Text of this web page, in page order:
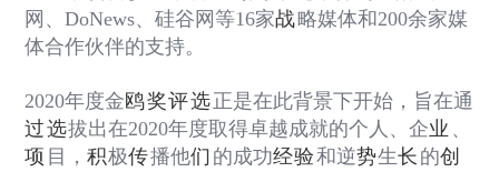
网、DoNews、硅谷网等16家战略媒体和200余家媒
体合作伙伴的支持。
2020年度金鸥奖评选正是在此背景下开始，旨在通
过选拔出在2020年度取得卓越成就的个人、企业 、
项 目， 积极传播他们 的成功经验和逆势生长 的创